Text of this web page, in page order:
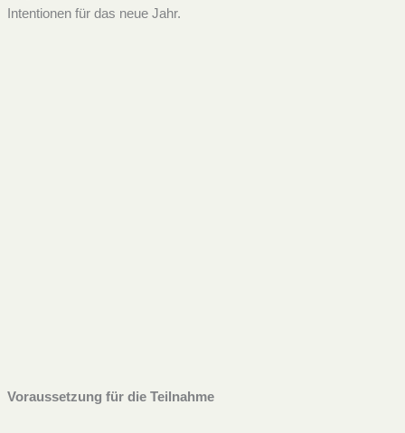
Intentionen für das neue Jahr.
Voraussetzung für die Teilnahme